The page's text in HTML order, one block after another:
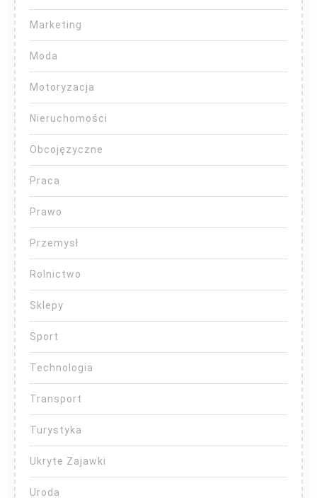
Marketing
Moda
Motoryzacja
Nieruchomości
Obcojęzyczne
Praca
Prawo
Przemysł
Rolnictwo
Sklepy
Sport
Technologia
Transport
Turystyka
Ukryte Zajawki
Uroda